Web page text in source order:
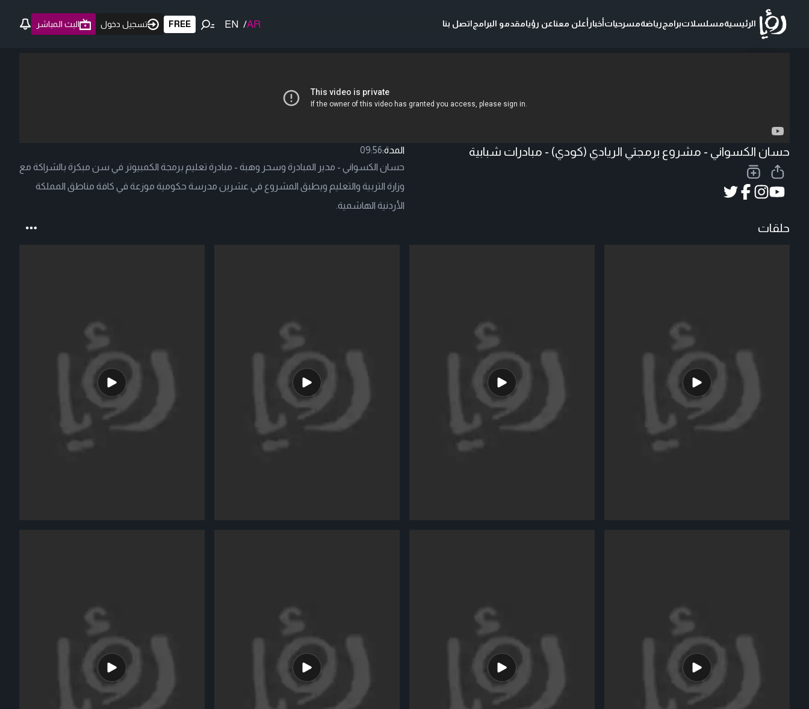
الرئيسيةمسلسلاتبرامجرياضةمسرحياتأخبارأعلن معناعن رؤيامقدمو البرامجاتصل بنا AR
/
EN
FREE تسجيل دخول البث المباشر
حسان الكسواني - مشروع برمجتي الريادي (كودي) - مبادرات شبابية المدة:09:56
حسان الكسواني - مدير المبادرة وسحر وهبة - مبادرة تعليم برمجة الكمبيوتر في سن مبكرة بالشراكة مع
وزارة التربية والتعليم ويطبق المشروع في عشرين مدرسة حكومية موزعة في كافة مناطق المملكة
الأردنية الهاشمية.
حلقات